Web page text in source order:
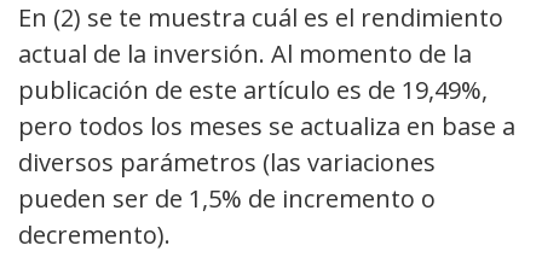
En (2) se te muestra cuál es el rendimiento
actual de la inversión. Al momento de la
publicación de este artículo es de 19,49%,
pero todos los meses se actualiza en base a
diversos parámetros (las variaciones
pueden ser de 1,5% de incremento o
decremento).